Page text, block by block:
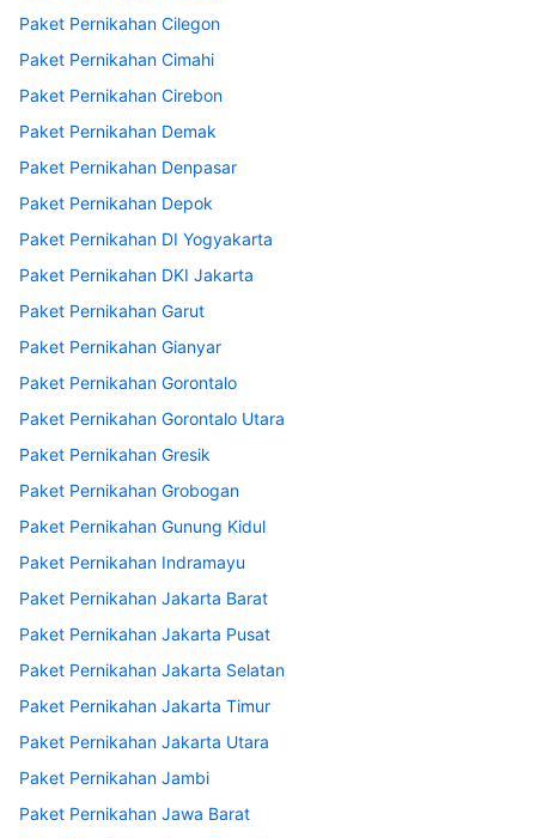
Paket Pernikahan Cilegon
Paket Pernikahan Cimahi
Paket Pernikahan Cirebon
Paket Pernikahan Demak
Paket Pernikahan Denpasar
Paket Pernikahan Depok
Paket Pernikahan DI Yogyakarta
Paket Pernikahan DKI Jakarta
Paket Pernikahan Garut
Paket Pernikahan Gianyar
Paket Pernikahan Gorontalo
Paket Pernikahan Gorontalo Utara
Paket Pernikahan Gresik
Paket Pernikahan Grobogan
Paket Pernikahan Gunung Kidul
Paket Pernikahan Indramayu
Paket Pernikahan Jakarta Barat
Paket Pernikahan Jakarta Pusat
Paket Pernikahan Jakarta Selatan
Paket Pernikahan Jakarta Timur
Paket Pernikahan Jakarta Utara
Paket Pernikahan Jambi
Paket Pernikahan Jawa Barat